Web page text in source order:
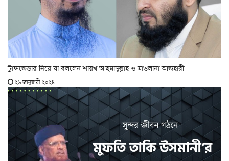
ট্রান্সজেন্ডার নিয়ে যা বললেন শায়খ আহমাদুল্লাহ ও মাওলানা আজহারী
২৬ জানুয়ারী ২০২৪